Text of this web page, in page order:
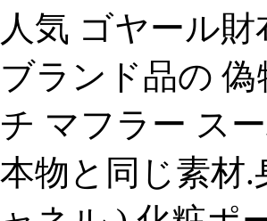
人気 ゴヤール
ブランド品の
チ マフラー ス
本物と同じ素材